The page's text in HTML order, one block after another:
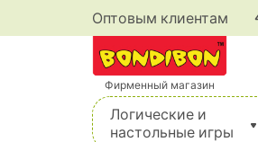
Оптовым клиентам
Фирменный магазин
Логические и
настольные игры